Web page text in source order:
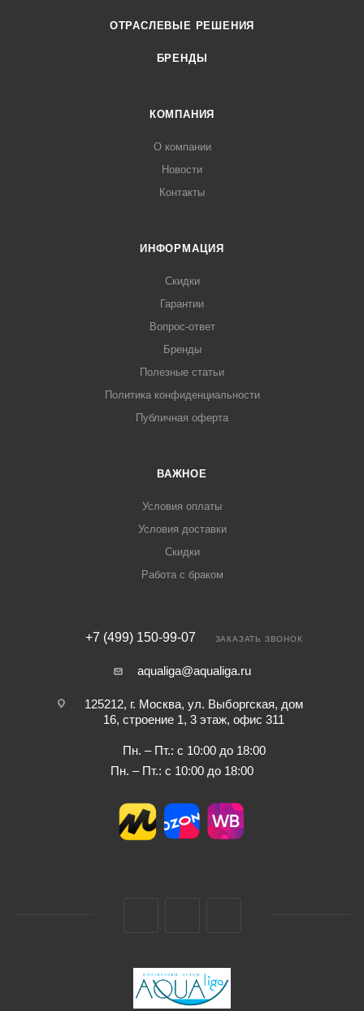
ОТРАСЛЕВЫЕ РЕШЕНИЯ
БРЕНДЫ
КОМПАНИЯ
О компании
Новости
Контакты
ИНФОРМАЦИЯ
Скидки
Гарантии
Вопрос-ответ
Бренды
Полезные статьи
Политика конфиденциальности
Публичная оферта
ВАЖНОЕ
Условия оплаты
Условия доставки
Скидки
Работа с браком
+7 (499) 150-99-07 ЗАКАЗАТЬ ЗВОНОК
aqualiga@aqualiga.ru
125212, г. Москва, ул. Выборгская, дом
16, строение 1, 3 этаж, офис 311
Пн. – Пт.: с 10:00 до 18:00
Пн. – Пт.: с 10:00 до 18:00